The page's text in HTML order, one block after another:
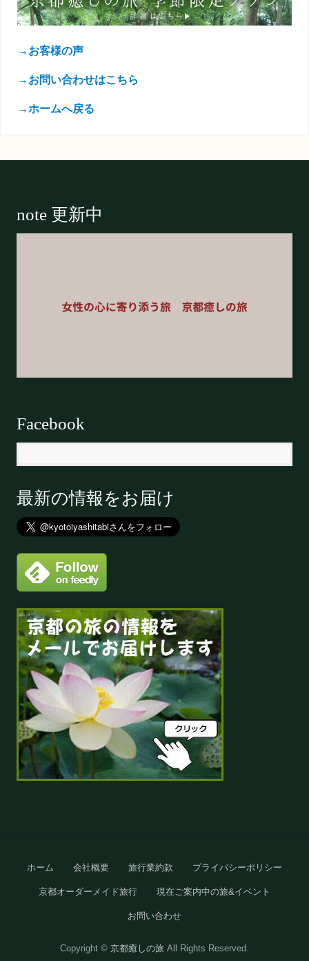
→お客様の声
→お問い合わせはこちら
→ホームへ戻る
note 更新中
Facebook
最新の情報をお届け
Site
Footer
ホーム 会社概要 旅行業約款 プライバシーポリシー
京都オーダーメイド旅行 現在ご案内中の旅&イベント
お問い合わせ
Copyright © 京都癒しの旅 All Rights Reserved.